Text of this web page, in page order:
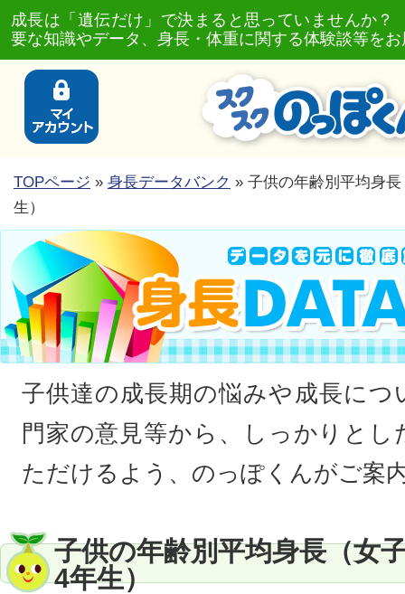
成長は「遺伝だけ」で決まると思っていませんか
要な知識やデータ、身長・体重に関する体験談等を
TOPページ » 身長データバンク » 子供の年齢別平均身
生）
子供達の成長期の悩みや成長につ
門家の意見等から、しっかりと
ただけるよう、のっぽくんがご案
子供の年齢別平均身長（女
4年生）